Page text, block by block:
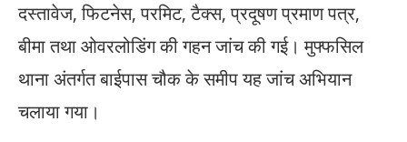
दस्तावेज, फिटनेस, परमिट, टैक्स, प्रदूषण प्रमाण पत्र,
बीमा तथा ओवरलोडिंग की गहन जांच की गई। मुफ्फसिल
थाना अंतर्गत बाईपास चौक के समीप यह जांच अभियान
चलाया गया।